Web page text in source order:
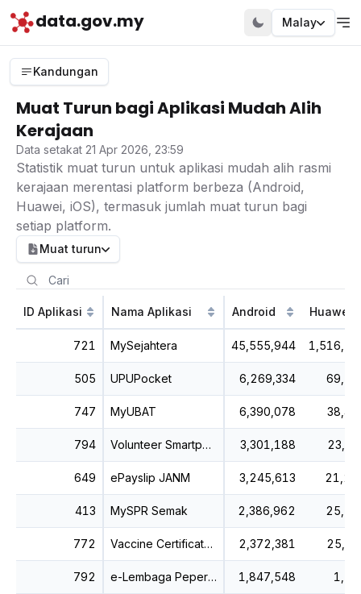
data.gov.my Malay
Kandungan
Muat Turun bagi Aplikasi Mudah Alih
Kerajaan
Data setakat 21 Apr 2026, 23:59
Statistik muat turun untuk aplikasi mudah alih rasmi
kerajaan merentasi platform berbeza (Android,
Huawei, iOS), termasuk jumlah muat turun bagi
setiap platform.
Muat turun
ID Aplikasi Nama Aplikasi Android Huawei
721 MySejahtera 45,555,944
505 UPUPocket 6,269,334
747 MyUBAT 6,390,078
794 Volunteer Smartphone Patrol 3,301,188
649 ePayslip JANM 3,245,613
413 MySPR Semak 2,386,962
772 Vaccine Certificate Verifier 2,372,381
792 e-Lembaga Peperiksaan 1,847,548